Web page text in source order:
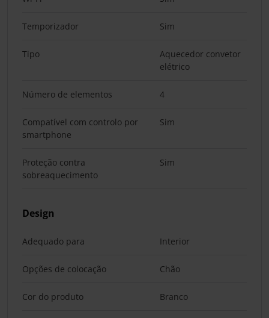
Temporizador Sim
Tipo
Aquecedor convetor
elétrico
Número de elementos 4
Compatível com controlo por
smartphone
Sim
Proteção contra
sobreaquecimento
Sim
Design
Adequado para Interior
Opções de colocação Chão
Cor do produto Branco